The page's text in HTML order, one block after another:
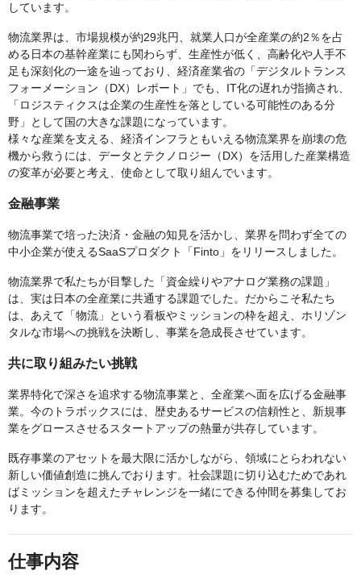
しています。
物流業界は、市場規模が約29兆円、就業人口が全産業の約2％を占
める日本の基幹産業にも関わらず、生産性が低く、高齢化や人手不
足も深刻化の一途を辿っており、経済産業省の「デジタルトランス
フォーメーション（DX）レポート」でも、IT化の遅れが指摘され、
「ロジスティクスは企業の生産性を落としている可能性のある分
野」として国の大きな課題になっています。
様々な産業を支える、経済インフラともいえる物流業界を崩壊の危
機から救うには、データとテクノロジー（DX）を活用した産業構造
の変革が必要と考え、使命として取り組んでいます。
金融事業
物流事業で培った決済・金融の知見を活かし、業界を問わず全ての
中小企業が使えるSaaSプロダクト「Finto」をリリースしました。
物流業界で私たちが目撃した「資金繰りやアナログ業務の課題」
は、実は日本の全産業に共通する課題でした。だからこそ私たち
は、あえて「物流」という看板やミッションの枠を超え、ホリゾン
タルな市場への挑戦を決断し、事業を急成長させています。
共に取り組みたい挑戦
業界特化で深さを追求する物流事業と、全産業へ面を広げる金融事
業。今のトラボックスには、歴史あるサービスの信頼性と、新規事
業をグロースさせるスタートアップの熱量が共存しています。
既存事業のアセットを最大限に活かしながら、領域にとらわれない
新しい価値創造に挑んでおります。社会課題に切り込むためであれ
ばミッションを超えたチャレンジを一緒にできる仲間を募集してお
ります。
仕事内容